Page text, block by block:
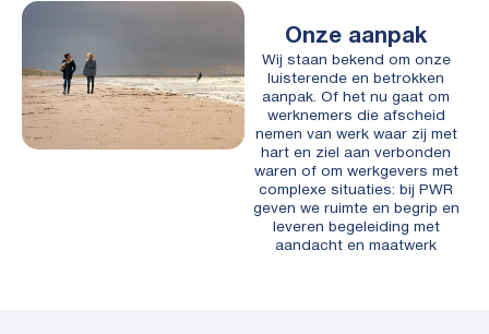
Onze aanpak
Wij staan bekend om onze
luisterende en betrokken
aanpak. Of het nu gaat om
werknemers die afscheid
nemen van werk waar zij met
hart en ziel aan verbonden
waren of om werkgevers met
complexe situaties: bij PWR
geven we ruimte en begrip en
leveren begeleiding met
aandacht en maatwerk